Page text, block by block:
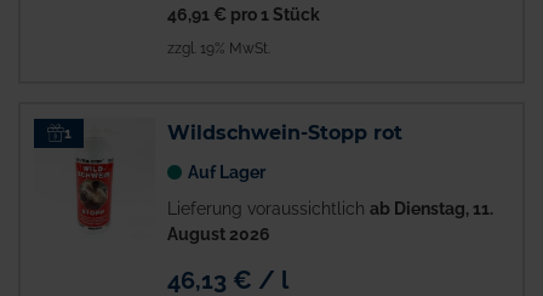
46,91 € pro 1 Stück
zzgl. 19% MwSt.
1 Wildschwein-Stopp rot
Auf Lager
Lieferung voraussichtlich ab Dienstag, 11.
August 2026
46,13 € / l